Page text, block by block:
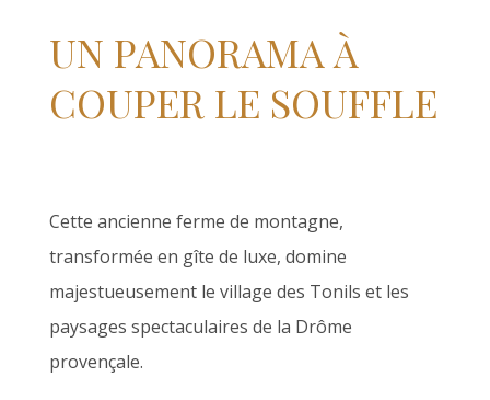
UN PANORAMA À
COUPER LE SOUFFLE
Cette ancienne ferme de montagne,
transformée en gîte de luxe, domine
majestueusement le village des Tonils et les
paysages spectaculaires de la Drôme
provençale.